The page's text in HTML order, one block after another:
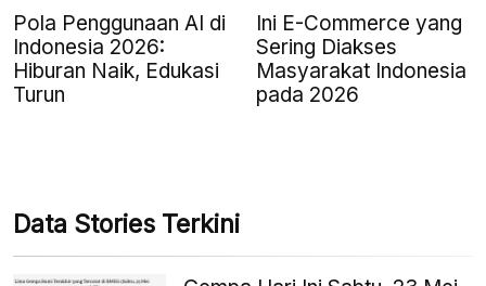
Pola Penggunaan AI di
Indonesia 2026:
Hiburan Naik, Edukasi
Turun
Ini E-Commerce yang
Sering Diakses
Masyarakat Indonesia
pada 2026
Data Stories Terkini